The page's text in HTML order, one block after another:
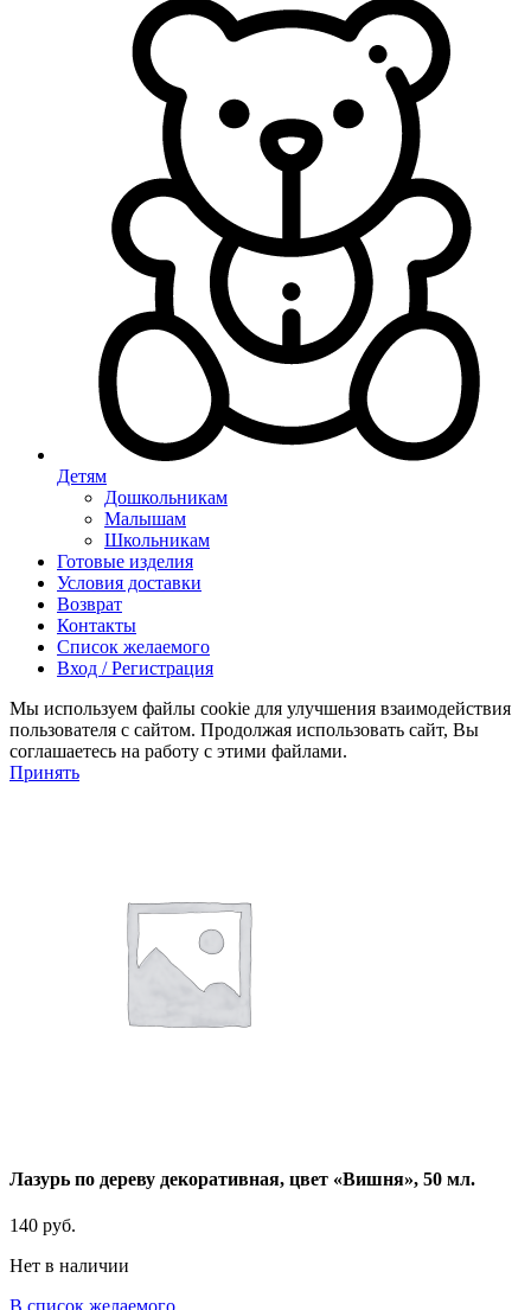
Детям
Дошкольникам
Малышам
Школьникам
Готовые изделия
Условия доставки
Возврат
Контакты
Список желаемого
Вход / Регистрация
Мы используем файлы cookie для улучшения взаимодействия
пользователя с сайтом. Продолжая использовать сайт, Вы
соглашаетесь на работу с этими файлами.
Принять
Лазурь по дереву декоративная, цвет «Вишня», 50 мл.
140 руб.
Нет в наличии